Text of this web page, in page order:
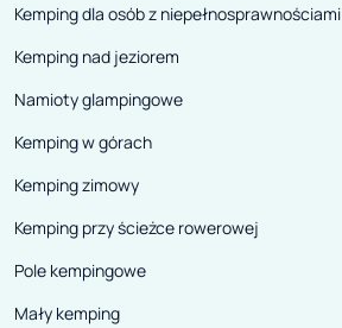
Kemping dla osób z niepełnosprawnościami
Kemping nad jeziorem
Namioty glampingowe
Kemping w górach
Kemping zimowy
Kemping przy ścieżce rowerowej
Pole kempingowe
Mały kemping